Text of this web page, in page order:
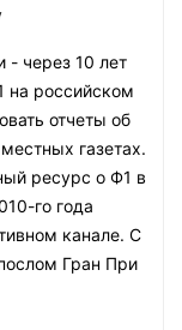
- через 10 лет
на российском
отчеты об
газетах.
ресурс о Ф1 в
го года
канале. С
Гран При